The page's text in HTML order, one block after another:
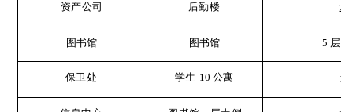
资产公司 后勤楼 2
图书馆 图书馆 5 层
保卫处 学生 10 公寓 1